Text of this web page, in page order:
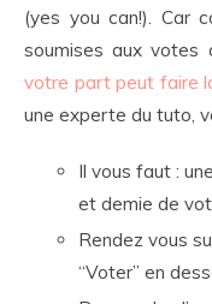
(yes you can!). Car
soumises aux
votre part peut faire
une experte du tuto,
Il vous faut :
et demie de
Rendez vous
“Voter” en